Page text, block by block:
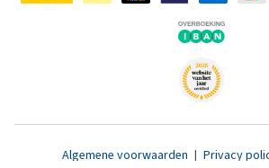
Algemene voorwaarden | Privacy